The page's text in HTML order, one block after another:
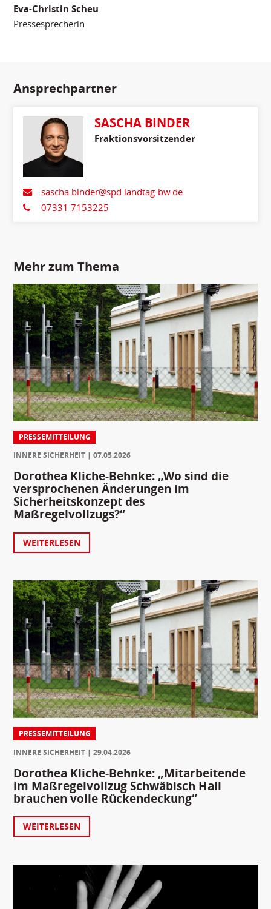
Eva-Christin Scheu
Pressesprecherin
Ansprechpartner
SASCHA BINDER
Fraktionsvorsitzender
sascha.binder@spd.landtag-bw.de
07331 7153225
Mehr zum Thema
PRESSEMITTEILUNG
INNERE SICHERHEIT
07.05.2026
Dorothea Kliche-Behnke: „Wo sind die
versprochenen Änderungen im
Sicherheitskonzept des
Maßregelvollzugs?“
WEITERLESEN
PRESSEMITTEILUNG
INNERE SICHERHEIT
29.04.2026
Dorothea Kliche-Behnke: „Mitarbeitende
im Maßregelvollzug Schwäbisch Hall
brauchen volle Rückendeckung“
WEITERLESEN